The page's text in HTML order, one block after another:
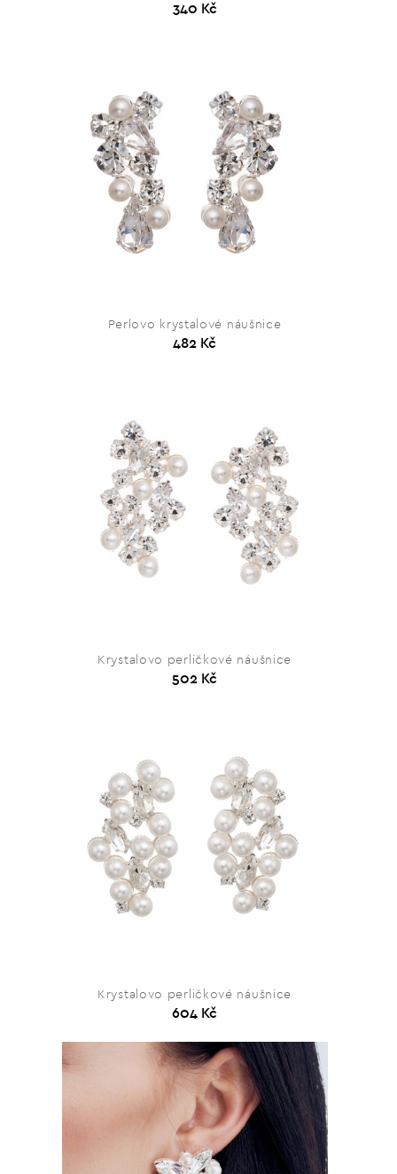
340 Kč
Perlovo krystalové náušnice
482 Kč
Krystalovo perličkové náušnice
502 Kč
Krystalovo perličkové náušnice
604 Kč